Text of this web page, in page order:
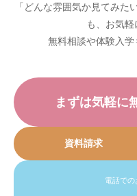
「どんな雰囲気か見てみ
も、お気軽
無料相談や体験入学
まずは気軽に
資料請求
電話での